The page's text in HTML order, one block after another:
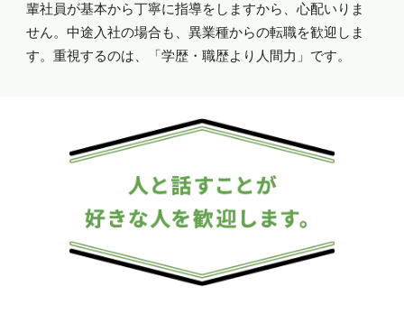
輩社員が基本から丁寧に指導をしますから、心配いりま
せん。中途入社の場合も、異業種からの転職を歓迎しま
す。重視するのは、「学歴・職歴より人間力」です。